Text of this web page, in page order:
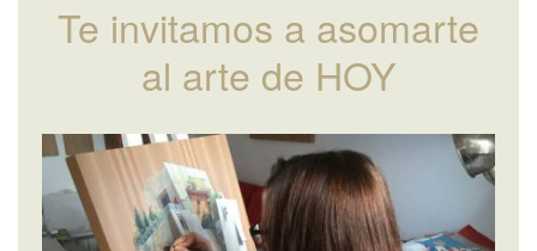
Te invitamos a asomarte
al arte de HOY